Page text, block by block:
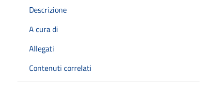
Descrizione
A cura di
Allegati
Contenuti correlati